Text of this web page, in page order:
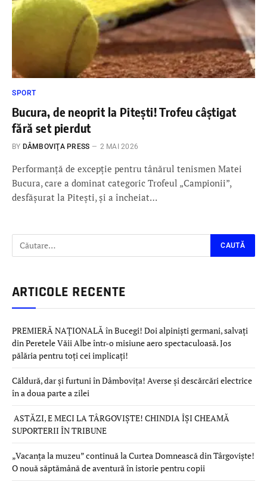
SPORT
Bucura, de neoprit la Pitești! Trofeu câștigat
fără set pierdut
BY DÂMBOVIŢA PRESS 2 MAI 2026
Performanță de excepție pentru tânărul tenismen Matei
Bucura, care a dominat categoric Trofeul „Campionii”,
desfășurat la Pitești, și a încheiat…
ARTICOLE RECENTE
PREMIERĂ NAȚIONALĂ în Bucegi! Doi alpiniști germani, salvați
din Peretele Văii Albe într-o misiune aero spectaculoasă. Jos
pălăria pentru toți cei implicați!
Căldură, dar și furtuni în Dâmbovița! Averse și descărcări electrice
în a doua parte a zilei
ASTĂZI, E MECI LA TÂRGOVIȘTE! CHINDIA ÎȘI CHEAMĂ
SUPORTERII ÎN TRIBUNE
„Vacanța la muzeu” continuă la Curtea Domnească din Târgoviște!
O nouă săptămână de aventură în istorie pentru copii